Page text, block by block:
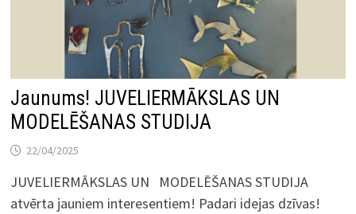
Jaunums! JUVELIERMĀKSLAS UN
MODELĒŠANAS STUDIJA
22/04/2025
JUVELIERMĀKSLAS UN MODELĒŠANAS STUDIJA
atvērta jauniem interesentiem! Padari idejas dzīvas!